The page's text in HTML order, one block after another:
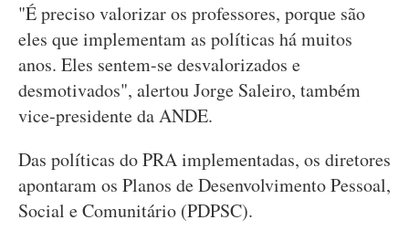
"É preciso valorizar os professores, porque são
eles que implementam as políticas há muitos
anos. Eles sentem-se desvalorizados e
desmotivados", alertou Jorge Saleiro, também
vice-presidente da ANDE.
Das políticas do PRA implementadas, os diretores
apontaram os Planos de Desenvolvimento Pessoal,
Social e Comunitário (PDPSC).